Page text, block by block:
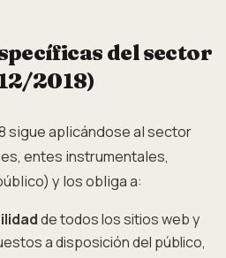
del sector
2018)
sigue aplicándose al sector
entes instrumentales,
y los obliga a:
de todos los sitios web y
a disposición del público,